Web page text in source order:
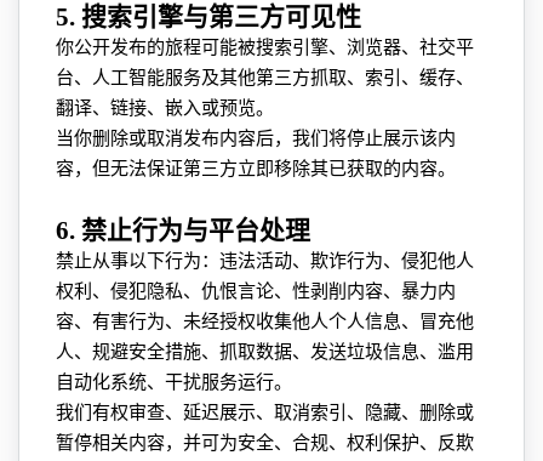
5. 搜索引擎与第三方可见性
你公开发布的旅程可能被搜索引擎、浏览器、社交平
台、人工智能服务及其他第三方抓取、索引、缓存、
翻译、链接、嵌入或预览。
当你删除或取消发布内容后，我们将停止展示该内
容，但无法保证第三方立即移除其已获取的内容。
6. 禁止行为与平台处理
禁止从事以下行为：违法活动、欺诈行为、侵犯他人
权利、侵犯隐私、仇恨言论、性剥削内容、暴力内
容、有害行为、未经授权收集他人个人信息、冒充他
人、规避安全措施、抓取数据、发送垃圾信息、滥用
自动化系统、干扰服务运行。
我们有权审查、延迟展示、取消索引、隐藏、删除或
暂停相关内容，并可为安全、合规、权利保护、反欺